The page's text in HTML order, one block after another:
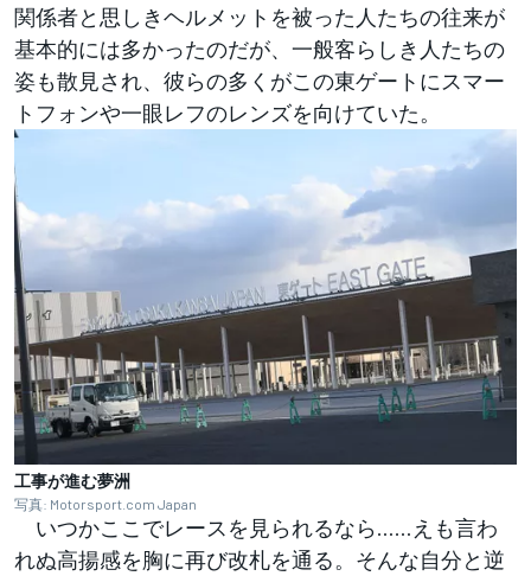
関係者と思しきヘルメットを被った人たちの往来が
基本的には多かったのだが、一般客らしき人たちの
姿も散見され、彼らの多くがこの東ゲートにスマー
トフォンや一眼レフのレンズを向けていた。
工事が進む夢洲
写真: Motorsport.com Japan
いつかここでレースを見られるなら……えも言わ
れぬ高揚感を胸に再び改札を通る。そんな自分と逆